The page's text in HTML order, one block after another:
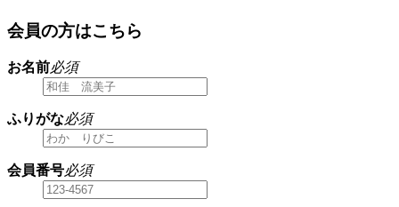
会員の方はこちら
お名前必須
ふりがな必須
会員番号必須